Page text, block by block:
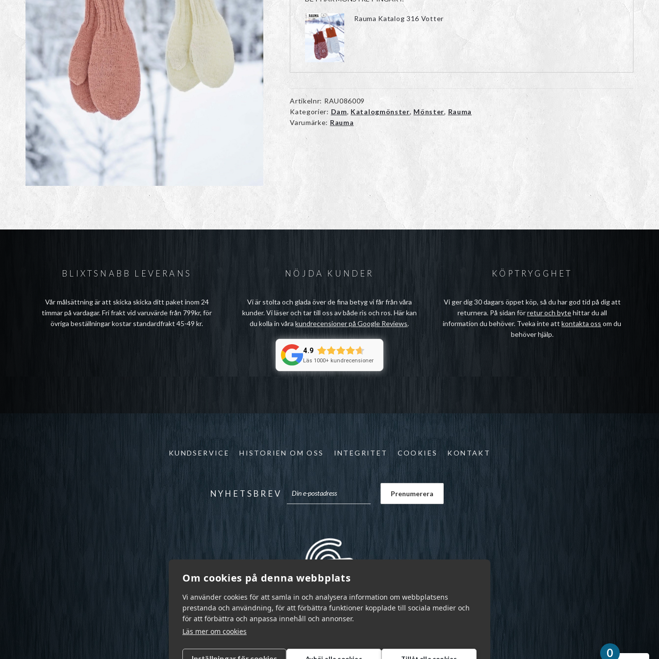
Om cookies på denna webbplats
Vi använder cookies för att samla in och analysera information om webbplatsens
prestanda och användning, för att förbättra funktioner kopplade till sociala medier och
för att förbättra och anpassa innehåll och annonser.
Läs mer om cookies
Rauma Katalog 316 Votter
Artikelnr: RAU086009
Kategorier: Dam, Katalogmönster, Mönster, Rauma
Varumärke: Rauma
BLIXTSNABB LEVERANS
Vår målsättning är att skicka skicka ditt paket inom 24
timmar på vardagar. Fri frakt vid varuvärde från 799kr, för
övriga beställningar kostar standardfrakt 45-49 kr.
NÖJDA KUNDER
Vi är stolta och glada över de fina betyg vi får från våra
kunder. Vi läser och tar till oss av både ris och ros. Här kan
du kolla in vårakundrecensioner på Google Reviews.
4.9
Läs 1000+ kundrecensioner
KÖPTRYGGHET
Vi ger dig 30 dagars öppet köp, så du har god tid på dig att
returnera. På sidan förretur och bytehittar du all
information du behöver. Tveka inte attkontakta oss om du
behöver hjälp.
KUNDSERVICE HISTORIEN OM OSS INTEGRITET COOKIES KONTAKT
NYHETSBREV
0